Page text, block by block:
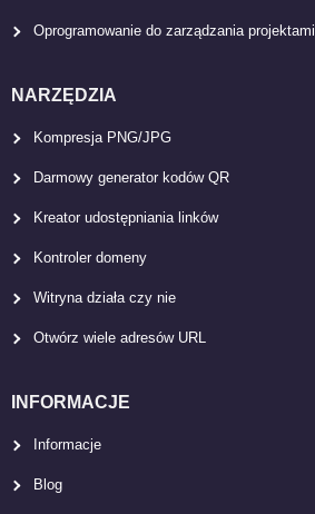
Oprogramowanie do zarządzania projektami
NARZĘDZIA
Kompresja PNG/JPG
Darmowy generator kodów QR
Kreator udostępniania linków
Kontroler domeny
Witryna działa czy nie
Otwórz wiele adresów URL
INFORMACJE
Informacje
Blog